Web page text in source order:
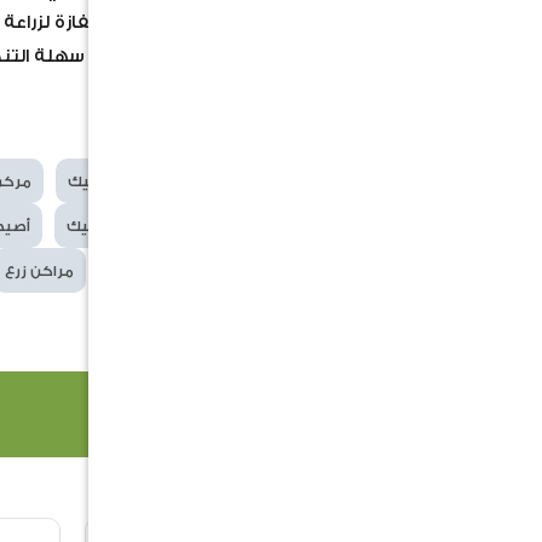
متعدد الاستخدامات: يمكن استخدام الفازة
العناية : سهل العناية به المادة الخزفية سهلة
سيراميك
أصيص سيراميك
مراكن زرع